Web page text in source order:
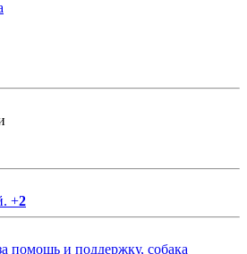
+2
помощь и поддержку, собака